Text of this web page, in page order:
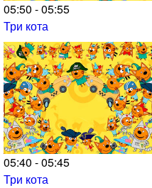
05:50 - 05:55
Три кота
05:40 - 05:45
Три кота